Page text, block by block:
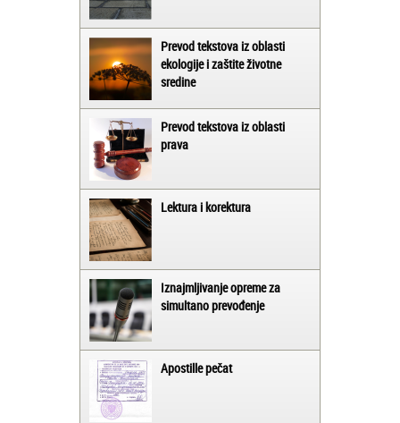
Prevod tekstova iz oblasti
ekologije i zaštite životne
sredine
Prevod tekstova iz oblasti
prava
Lektura i korektura
Iznajmljivanje opreme za
simultano prevođenje
Apostille pečat